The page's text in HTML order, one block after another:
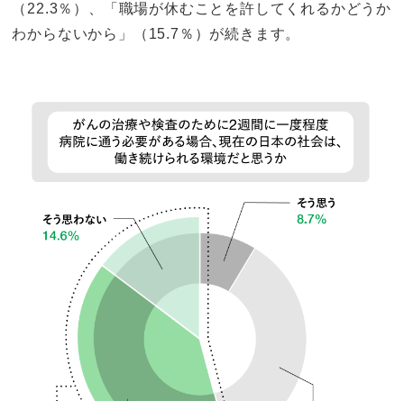
（22.3％）、「職場が休むことを許してくれるかどうか
わからないから」（15.7％）が続きます。